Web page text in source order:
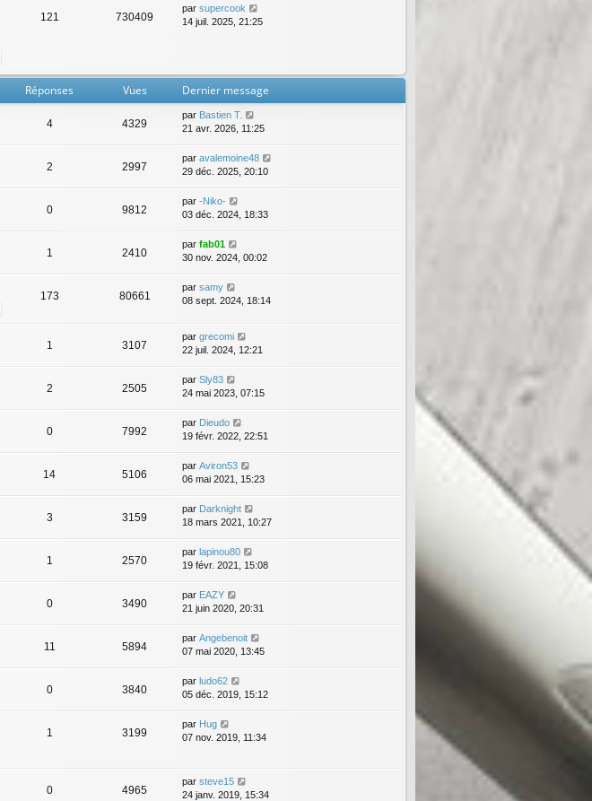
121 730409
par supercook
14 juil. 2025, 21:25
Réponses Vues Dernier message
4 4329
par Bastien T.
21 avr. 2026, 11:25
2 2997
par avalemoine48
29 déc. 2025, 20:10
0 9812
par -Niko-
03 déc. 2024, 18:33
1 2410
par fab01
30 nov. 2024, 00:02
173 80661
par samy
08 sept. 2024, 18:14
1 3107
par grecomi
22 juil. 2024, 12:21
2 2505
par Sly83
24 mai 2023, 07:15
0 7992
par Dieudo
19 févr. 2022, 22:51
14 5106
par Aviron53
06 mai 2021, 15:23
3 3159
par Darknight
18 mars 2021, 10:27
1 2570
par lapinou80
19 févr. 2021, 15:08
0 3490
par EAZY
21 juin 2020, 20:31
11 5894
par Angebenoit
07 mai 2020, 13:45
0 3840
par ludo62
05 déc. 2019, 15:12
1 3199
par Hug
07 nov. 2019, 11:34
0 4965
par steve15
24 janv. 2019, 15:34